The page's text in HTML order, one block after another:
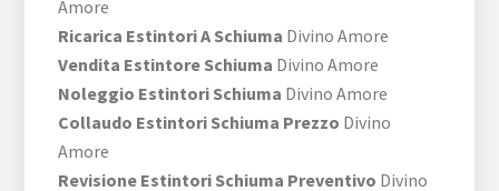
Amore
Ricarica Estintori A Schiuma Divino Amore
Vendita Estintore Schiuma Divino Amore
Noleggio Estintori Schiuma Divino Amore
Collaudo Estintori Schiuma Prezzo Divino
Amore
Revisione Estintori Schiuma Preventivo Divino